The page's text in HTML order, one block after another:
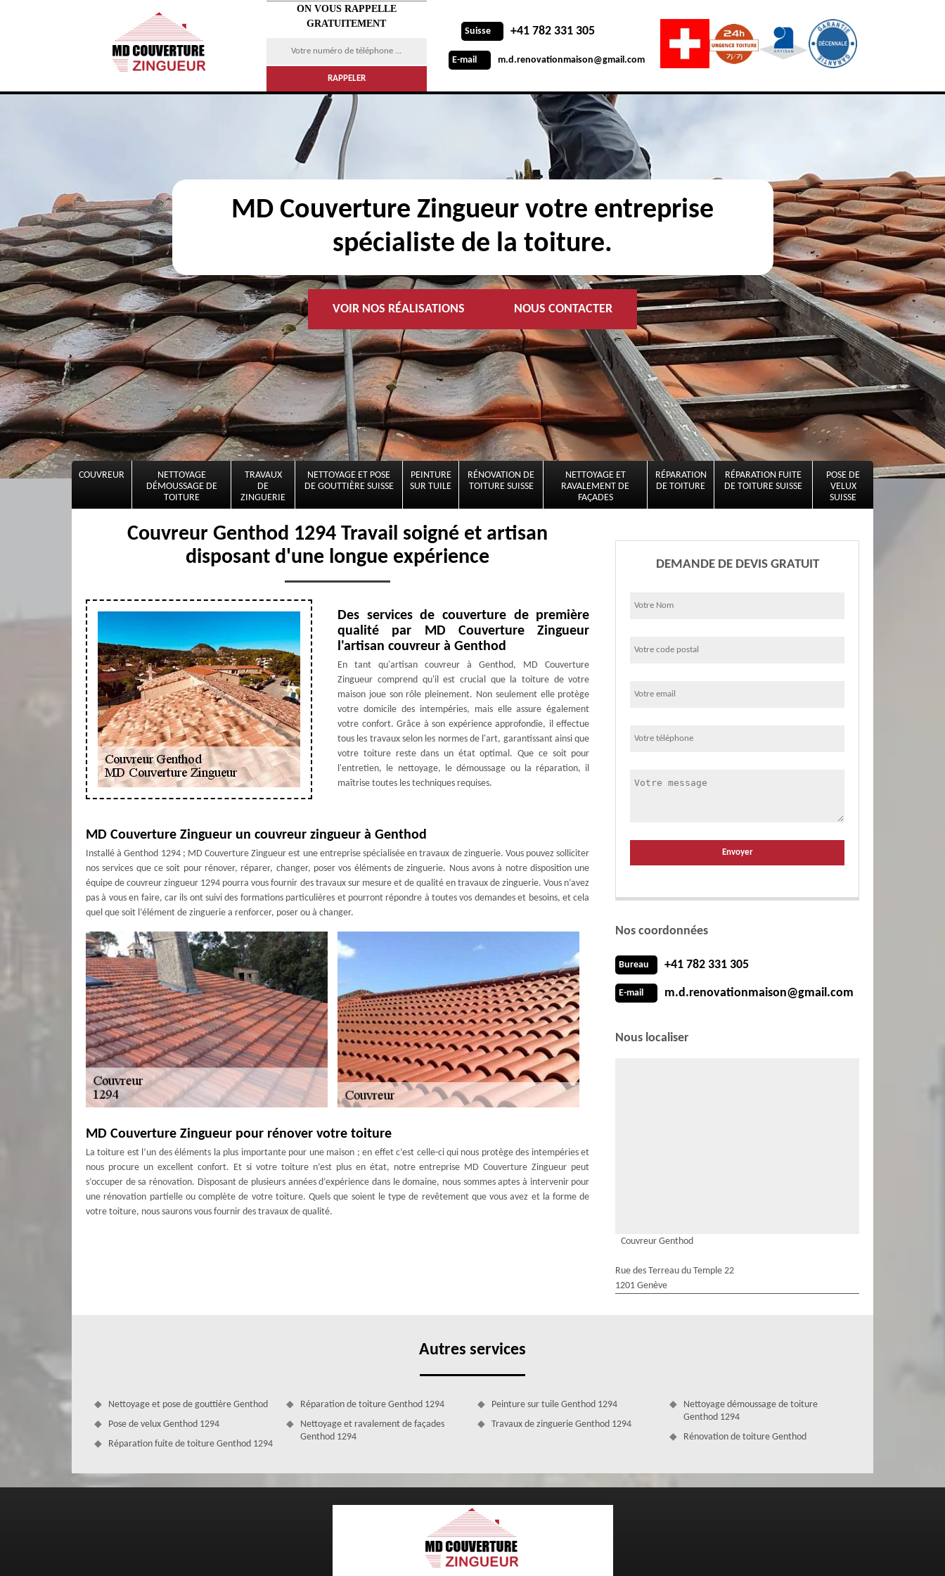
ON VOUS RAPPELLE
GRATUITEMENT
Suisse +41 782 331 305
E-mail m.d.renovationmaison@gmail.com
MD Couverture Zingueur votre entreprise
spécialiste de la toiture.
VOIR NOS RÉALISATIONS NOUS CONTACTER
COUVREUR
NETTOYAGE
DÉMOUSSAGE DE
TOITURE
TRAVAUX
DE
ZINGUERIE
NETTOYAGE ET POSE
DE GOUTTIÈRE SUISSE
PEINTURE
SUR TUILE
RÉNOVATION DE
TOITURE SUISSE
NETTOYAGE ET
RAVALEMENT DE
FAÇADES
RÉPARATION
DE TOITURE
RÉPARATION FUITE
DE TOITURE SUISSE
POSE DE
VELUX
SUISSE
Couvreur Genthod 1294 Travail soigné et artisan
disposant d'une longue expérience
Des services de couverture de première
qualité par MD Couverture Zingueur
l'artisan couvreur à Genthod
En tant qu'artisan couvreur à Genthod, MD Couverture
Zingueur comprend qu'il est crucial que la toiture de votre
maison joue son rôle pleinement. Non seulement elle protège
votre domicile des intempéries, mais elle assure également
votre confort. Grâce à son expérience approfondie, il effectue
tous les travaux selon les normes de l'art, garantissant ainsi que
votre toiture reste dans un état optimal. Que ce soit pour
l'entretien, le nettoyage, le démoussage ou la réparation, il
maîtrise toutes les techniques requises.
MD Couverture Zingueur un couvreur zingueur à Genthod
Installé à Genthod 1294 ; MD Couverture Zingueur est une entreprise spécialisée en travaux de zinguerie. Vous pouvez solliciter
nos services que ce soit pour rénover, réparer, changer, poser vos éléments de zinguerie. Nous avons à notre disposition une
équipe de couvreur zingueur 1294 pourra vous fournir des travaux sur mesure et de qualité en travaux de zinguerie. Vous n’avez
pas à vous en faire, car ils ont suivi des formations particulières et pourront répondre à toutes vos demandes et besoins, et cela
quel que soit l’élément de zinguerie a renforcer, poser ou à changer.
MD Couverture Zingueur pour rénover votre toiture
La toiture est l’un des éléments la plus importante pour une maison ; en effet c’est celle-ci qui nous protège des intempéries et
nous procure un excellent confort. Et si votre toiture n’est plus en état, notre entreprise MD Couverture Zingueur peut
s’occuper de sa rénovation. Disposant de plusieurs années d’expérience dans le domaine, nous sommes aptes à intervenir pour
une rénovation partielle ou complète de votre toiture. Quels que soient le type de revêtement que vous avez et la forme de
votre toiture, nous saurons vous fournir des travaux de qualité.
MD Couverture Zingueur : couvreur à Genthod, expérimenté et disponible pour vos
DEMANDE DE DEVIS GRATUIT
Nos coordonnées
Bureau +41 782 331 305
E-mail m.d.renovationmaison@gmail.com
Nous localiser
Couvreur Genthod
Rue des Terreau du Temple 22
1201 Genève
Autres services
Nettoyage et pose de gouttière Genthod
Pose de velux Genthod 1294
Réparation fuite de toiture Genthod 1294
Réparation de toiture Genthod 1294
Nettoyage et ravalement de façades
Genthod 1294
Peinture sur tuile Genthod 1294
Travaux de zinguerie Genthod 1294
Nettoyage démoussage de toiture
Genthod 1294
Rénovation de toiture Genthod